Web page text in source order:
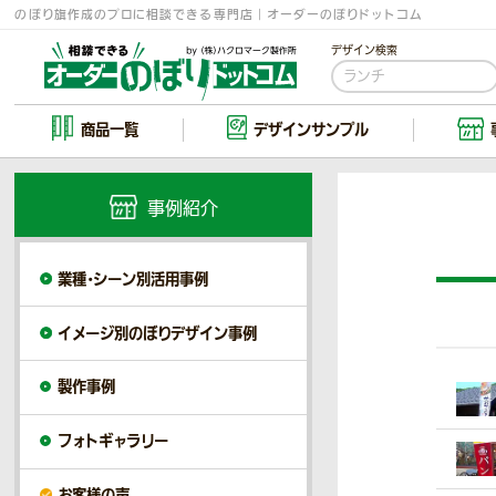
のぼり旗作成のプロに相談できる専門店｜オーダーのぼりドットコム
デザイン検索
商品一覧 デザインサンプル
事例紹介
業種・シーン別活用事例
イメージ別のぼりデザイン事例
製作事例
フォトギャラリー